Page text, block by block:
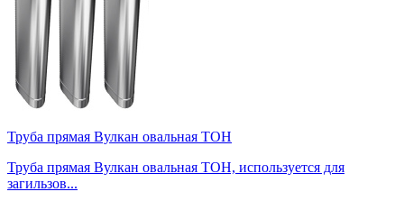
Труба прямая Вулкан овальная TOH
Труба прямая Вулкан овальная TOH, используется для
загильзов...